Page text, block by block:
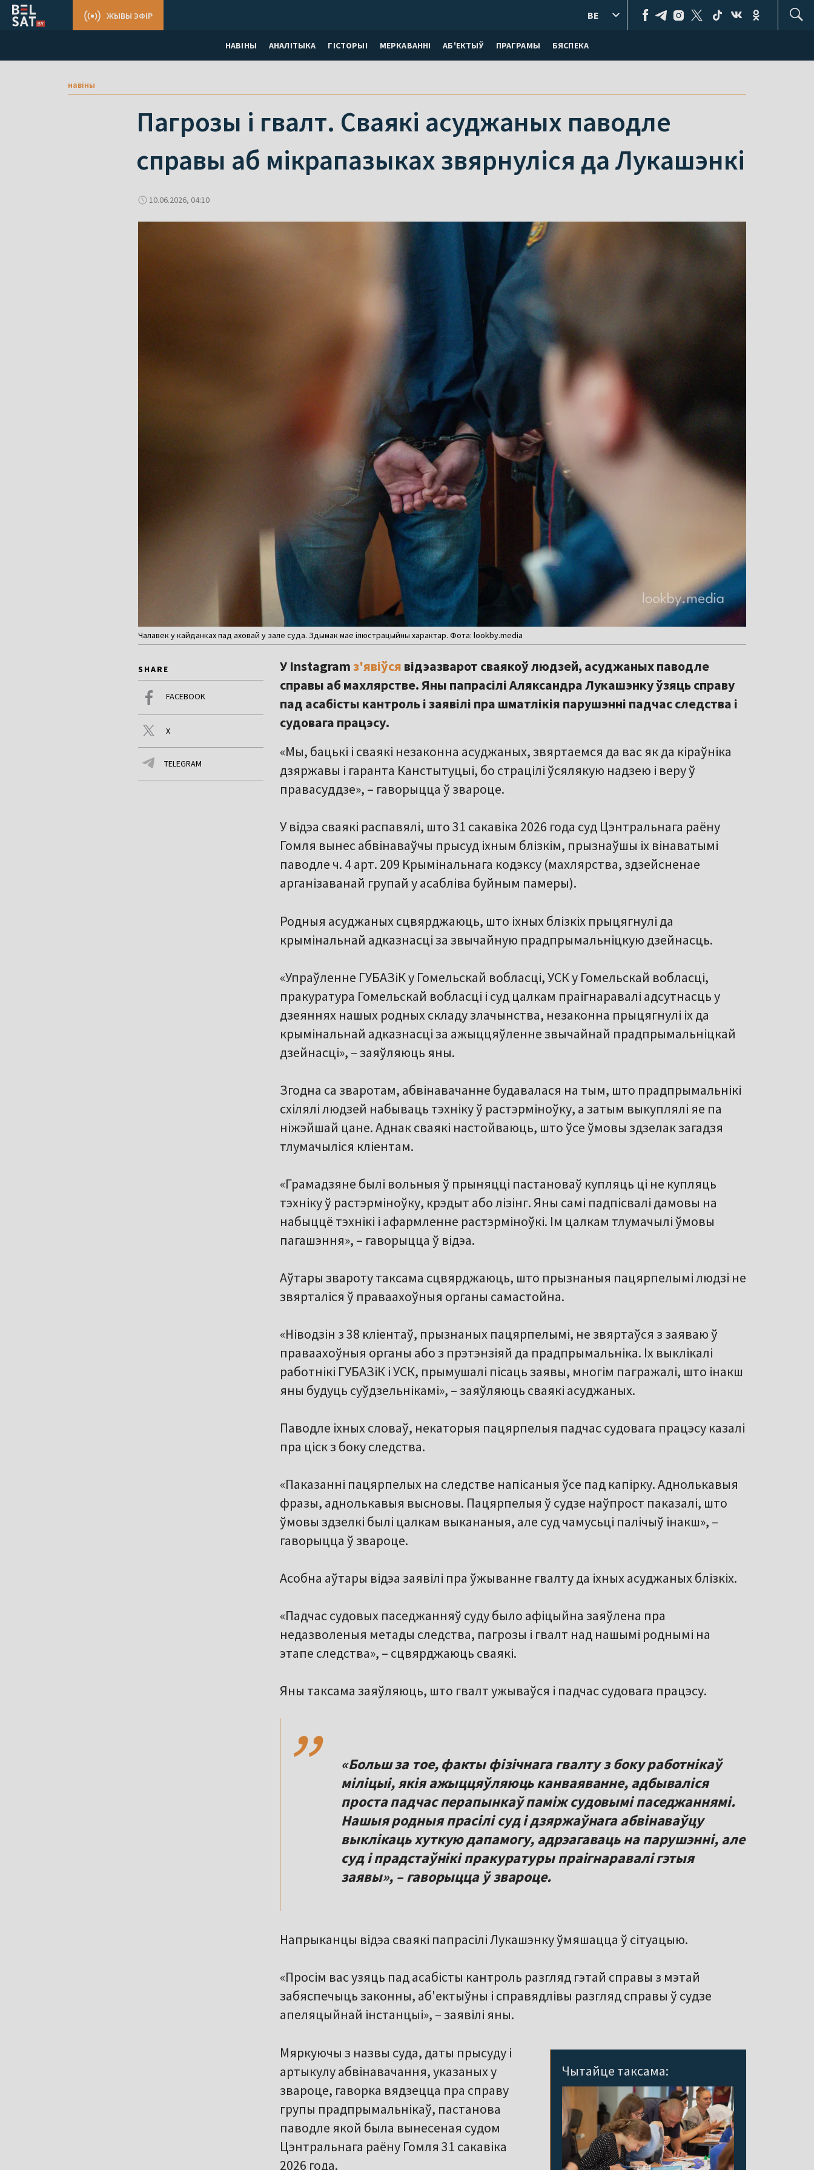
НАВІНЫ АНАЛІТЫКА ГІСТОРЫІ МЕРКАВАННI АБ'ЕКТЫЎ ПРАГРАМЫ БЯСПЕКА
ЖЫВЫ ЭФІР BE
навіны
Пагрозы і гвалт. Сваякі асуджаных паводле
справы аб мікрапазыках звярнуліся да Лукашэнкі
10.06.2026, 04:10
Чалавек у кайданках пад аховай у зале суда. Здымак мае ілюстрацыйны характар. Фота: lookby.media
SHARE
FACEBOOK
X
TELEGRAM
У Instagramз'явіўся відэазварот сваякоў людзей, асуджаных паводле
справы аб махлярстве. Яны папрасілі Аляксандра Лукашэнку ўзяць справу
пад асабісты кантроль і заявілі пра шматлікія парушэнні падчас следства і
судовага працэсу.
«Мы, бацькі і сваякі незаконна асуджаных, звяртаемся да вас як да кіраўніка
дзяржавы і гаранта Канстытуцыі, бо страцілі ўсялякую надзею і веру ў
правасуддзе», – гаворыцца ў звароце.
У відэа сваякі распавялі, што 31 сакавіка 2026 года суд Цэнтральнага раёну
Гомля вынес абвінаваўчы прысуд іхным блізкім, прызнаўшы іх вінаватымі
паводле ч. 4 арт. 209 Крымінальнага кодэксу (махлярства, здзейсненае
арганізаванай групай у асабліва буйным памеры).
Родныя асуджаных сцвярджаюць, што іхных блізкіх прыцягнулі да
крымінальнай адказнасці за звычайную прадпрымальніцкую дзейнасць.
«Упраўленне ГУБАЗіК у Гомельскай вобласці, УСК у Гомельскай вобласці,
пракуратура Гомельскай вобласці і суд цалкам праігнаравалі адсутнасць у
дзеяннях нашых родных складу злачынства, незаконна прыцягнулі іх да
крымінальнай адказнасці за ажыццяўленне звычайнай прадпрымальніцкай
дзейнасці», – заяўляюць яны.
Згодна са зваротам, абвінавачанне будавалася на тым, што прадпрымальнікі
схілялі людзей набываць тэхніку ў растэрміноўку, а затым выкуплялі яе па
ніжэйшай цане. Аднак сваякі настойваюць, што ўсе ўмовы здзелак загадзя
тлумачыліся кліентам.
«Грамадзяне былі вольныя ў прыняцці пастановаў купляць ці не купляць
тэхніку ў растэрміноўку, крэдыт або лізінг. Яны самі падпісвалі дамовы на
набыццё тэхнікі і афармленне растэрміноўкі. Ім цалкам тлумачылі ўмовы
пагашэння», – гаворыцца ў відэа.
Аўтары звароту таксама сцвярджаюць, што прызнаныя пацярпелымі людзі не
звярталіся ў праваахоўныя органы самастойна.
«Ніводзін з 38 кліентаў, прызнаных пацярпелымі, не звяртаўся з заяваю ў
праваахоўныя органы або з прэтэнзіяй да прадпрымальніка. Іх выклікалі
работнікі ГУБАЗіК і УСК, прымушалі пісаць заявы, многім пагражалі, што інакш
яны будуць суўдзельнікамі», – заяўляюць сваякі асуджаных.
Паводле іхных словаў, некаторыя пацярпелыя падчас судовага працэсу казалі
пра ціск з боку следства.
«Паказанні пацярпелых на следстве напісаныя ўсе пад капірку. Аднолькавыя
фразы, аднолькавыя высновы. Пацярпелыя ў судзе наўпрост паказалі, што
ўмовы здзелкі былі цалкам выкананыя, але суд чамусьці палічыў інакш», –
гаворыцца ў звароце.
Асобна аўтары відэа заявілі пра ўжыванне гвалту да іхных асуджаных блізкіх.
«Падчас судовых паседжанняў суду было афіцыйна заяўлена пра
недазволеныя метады следства, пагрозы і гвалт над нашымі роднымі на
этапе следства», – сцвярджаюць сваякі.
Яны таксама заяўляюць, што гвалт ужываўся і падчас судовага працэсу.
,,
«Больш за тое, факты фізічнага гвалту з боку работнікаў
міліцыі, якія ажыццяўляюць канваяванне, адбываліся
проста падчас перапынкаў паміж судовымі паседжаннямі.
Нашыя родныя прасілі суд і дзяржаўнага абвінаваўцу
выклікаць хуткую дапамогу, адрэагаваць на парушэнні, але
суд і прадстаўнікі пракуратуры праігнаравалі гэтыя
заявы», – гаворыцца ў звароце.
Напрыканцы відэа сваякі папрасілі Лукашэнку ўмяшацца ў сітуацыю.
«Просім вас узяць пад асабісты кантроль разгляд гэтай справы з мэтай
забяспечыць законны, аб'ектыўны і справядлівы разгляд справы ў судзе
апеляцыйнай інстанцыі», – заявілі яны.
Чытайце таксама:
Мяркуючы з назвы суда, даты прысуду і
артыкулу абвінавачання, указаных у
звароце, гаворка вядзецца пра справу
групы прадпрымальнікаў, пастанова
паводле якой была вынесеная судом
Цэнтральнага раёну Гомля 31 сакавіка
2026 года.